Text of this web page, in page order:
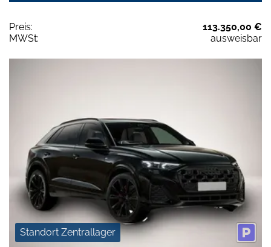
Preis:
113.350,00 €
MWSt:
ausweisbar
Standort Zentrallager